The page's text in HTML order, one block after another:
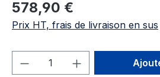
Prix régulier :
578,90 €
Prix HT, frais de livraison en sus
Quantité de produit :